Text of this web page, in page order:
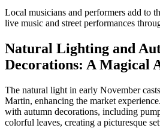
Local musicians and performers add to
live music and street performances
Natural Lighting and
Decorations: A Magical
The natural light in early November
Martin, enhancing the market
with autumn decorations, including
colorful leaves, creating a picturesque